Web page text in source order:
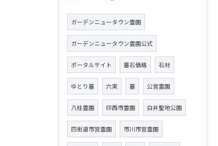
ガーデンニュータウン霊園
ガーデンニュータウン霊園公式
ポータルサイト 墓石価格 石材
ゆとり墓 六実 墓 公営霊園
八柱霊園 印西市霊園 白井聖地公園
四街道市営霊園 市川市営霊園